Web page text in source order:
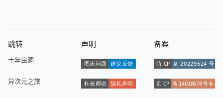
跳转
十年虫洞
异次元之旅
声明 备案